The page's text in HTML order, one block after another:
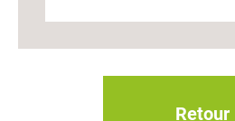
Retour